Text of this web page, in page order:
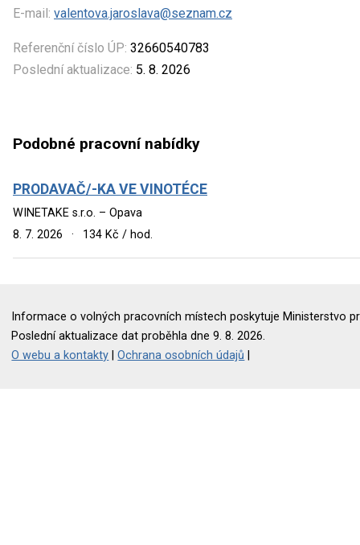
E-mail: valentova.jaroslava@seznam.cz
Referenční číslo ÚP: 32660540783
Poslední aktualizace: 5. 8. 2026
Podobné pracovní nabídky
PRODAVAČ/-KA VE VINOTÉCE
WINETAKE s.r.o. – Opava
8. 7. 2026
· 134 Kč / hod.
Informace o volných pracovních místech poskytuje Ministerstvo
Poslední aktualizace dat proběhla dne 9. 8. 2026.
O webu a kontakty |Ochrana osobních údajů